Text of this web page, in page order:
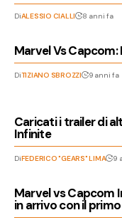
DiALESSIO CIALLI 8 anni fa
Marvel Vs
DiTIZIANO SBROZZI 9 anni fa
Caricati i trailer di
Infinite
DiFEDERICO "GEARS" LIMA 9
Marvel vs Capcom
in arrivo con il primo